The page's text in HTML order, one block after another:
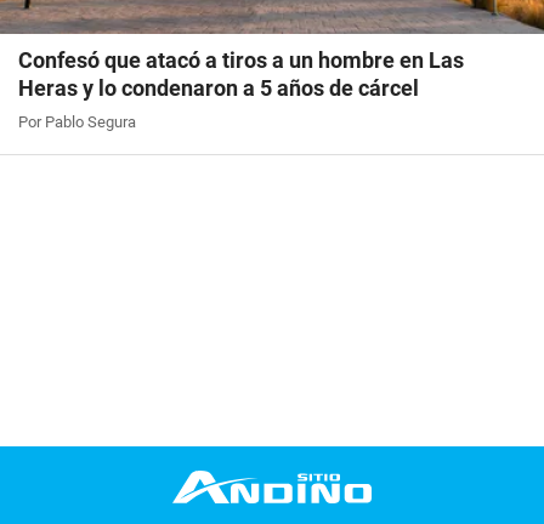
Confesó que atacó a tiros a un hombre en Las
Heras y lo condenaron a 5 años de cárcel
Por Pablo Segura